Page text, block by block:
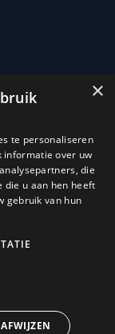
· BE 0736 938
×
te personaliseren
informatie over uw
die
die u aan hen heeft
gebruik van hun